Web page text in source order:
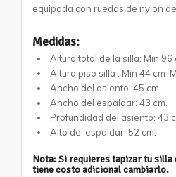
equipada con ruedas de nylon
Medidas:
Altura total de la silla: Min 96
Altura piso silla : Min 44 cm-
Ancho del asiento: 45 cm.
Ancho del espaldar: 43 cm.
Profundidad del asiento: 43
Alto del espaldar: 52 cm.
Nota: Si requieres tapizar tu
tiene costo adicional cambiarlo.